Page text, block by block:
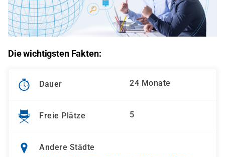
Die wichtigsten Fakten:
Dauer 24 Monate
Freie Plätze 5
Andere Städte